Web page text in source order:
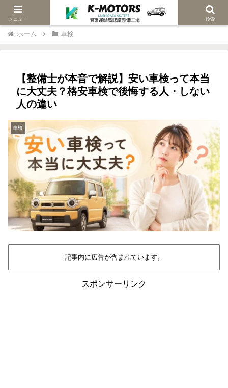
当社は関東陸運局認証車検修理工場です
ホーム 車検
【整備士が本音で解説】安い車検って本当
に大丈夫？格安車検で後悔する人・しない
人の違い
車検
記事内に広告が含まれています。
スポンサーリンク
メニュー 検索